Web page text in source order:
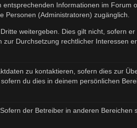
Informationen im Forum
(Administratoren) zugänglich.
weitergeben. Dies gilt nicht, sofern
Durchsetzung rechtlicher Interessen
zu kontaktieren, sofern dies zur
du dies in deinem persönlichen
der Betreiber in anderen